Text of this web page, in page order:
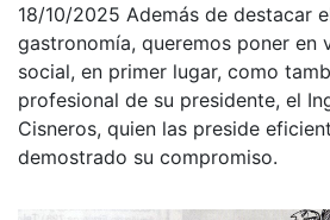
18/10/2025 Además de destacar
gastronomía, queremos poner en
social, en primer lugar, como
profesional de su presidente, el
Cisneros, quien las preside
demostrado su compromiso.